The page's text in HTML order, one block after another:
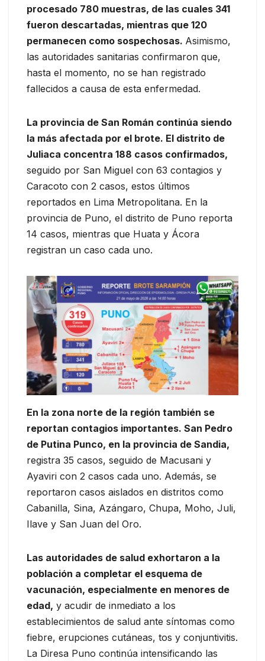
procesado 780 muestras, de las cuales 341
fueron descartadas, mientras que 120
permanecen como sospechosas. Asimismo,
las autoridades sanitarias confirmaron que,
hasta el momento, no se han registrado
fallecidos a causa de esta enfermedad.
La provincia de San Román continúa siendo
la más afectada por el brote. El distrito de
Juliaca concentra 188 casos confirmados,
seguido por San Miguel con 63 contagios y
Caracoto con 2 casos, estos últimos
reportados en Lima Metropolitana. En la
provincia de Puno, el distrito de Puno reporta
14 casos, mientras que Huata y Ácora
registran un caso cada uno.
En la zona norte de la región también se
reportan contagios importantes. San Pedro
de Putina Punco, en la provincia de Sandia,
registra 35 casos, seguido de Macusani y
Ayaviri con 2 casos cada uno. Además, se
reportaron casos aislados en distritos como
Cabanilla, Sina, Azángaro, Chupa, Moho, Juli,
Ilave y San Juan del Oro.
Las autoridades de salud exhortaron a la
población a completar el esquema de
vacunación, especialmente en menores de
edad, y acudir de inmediato a los
establecimientos de salud ante síntomas como
fiebre, erupciones cutáneas, tos y conjuntivitis.
La Diresa Puno continúa intensificando las